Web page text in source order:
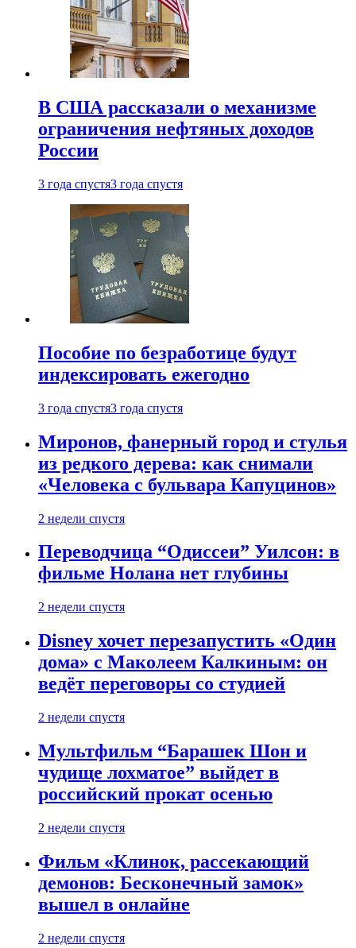
В США рассказали о механизме
ограничения нефтяных доходов
России
3 года спустя3 года спустя
Пособие по безработице будут
индексировать ежегодно
3 года спустя3 года спустя
Миронов, фанерный город и стулья
из редкого дерева: как снимали
«Человека с бульвара Капуцинов»
2 недели спустя
Переводчица “Одиссеи” Уилсон: в
фильме Нолана нет глубины
2 недели спустя
Disney хочет перезапустить «Один
дома» с Маколеем Калкиным: он
ведёт переговоры со студией
2 недели спустя
Мультфильм “Барашек Шон и
чудище лохматое” выйдет в
российский прокат осенью
2 недели спустя
Фильм «Клинок, рассекающий
демонов: Бесконечный замок»
вышел в онлайне
2 недели спустя